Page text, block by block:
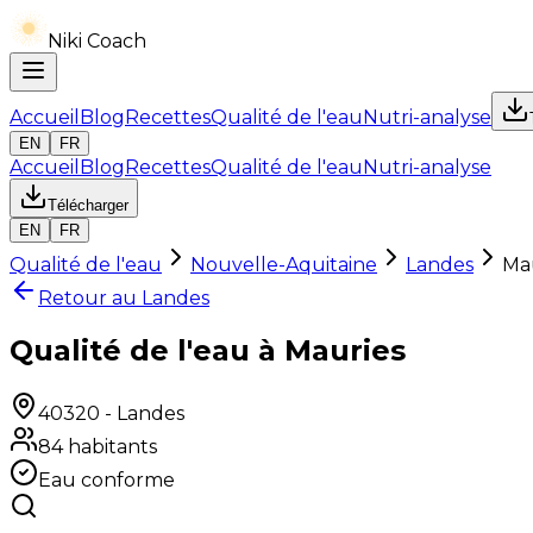
Niki Coach
Accueil BlogRecettesQualité de l'eauNutri-analyse
EN
FR
Accueil BlogRecettesQualité de l'eauNutri-analyse
Télécharger
EN
FR
Qualité de l'eau Nouvelle-Aquitaine Landes
Retour au Landes
Qualité de l'eau à Mauries
40320 - Landes
84habitants
Eau conforme